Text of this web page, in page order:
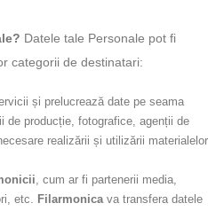
Datele tale Personale pot fi
categorii de destinatari:
și prelucrează date pe seama
de producție, fotografice, agenții de
realizării și utilizării materialelor
, cum ar fi partenerii media,
etc. Filarmonicava transfera datele